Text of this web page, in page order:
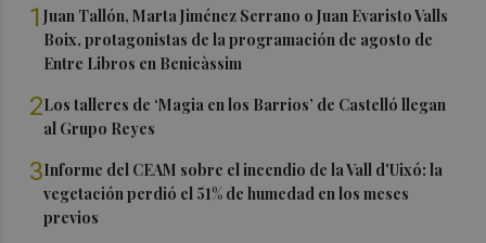
1Juan Tallón, Marta Jiménez Serrano o Juan Evaristo Valls
Boix, protagonistas de la programación de agosto de
Entre Libros en Benicàssim
2Los talleres de ‘Magia en los Barrios’ de Castelló llegan
al Grupo Reyes
3Informe del CEAM sobre el incendio de la Vall d'Uixó: la
vegetación perdió el 51% de humedad en los meses
previos